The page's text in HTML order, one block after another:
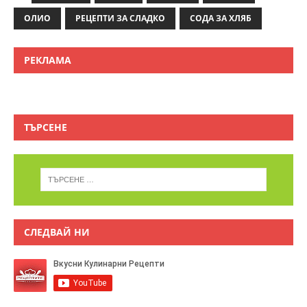
ОЛИО РЕЦЕПТИ ЗА СЛАДКО СОДА ЗА ХЛЯБ
РЕКЛАМА
ТЪРСЕНЕ
СЛЕДВАЙ НИ